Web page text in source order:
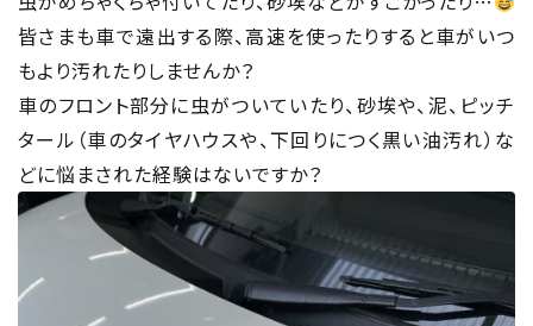
皆さまも車で遠出する際、高速を使ったりすると車がいつ
もより汚れたりしませんか？
車のフロント部分に虫がついていたり、砂埃や、泥、ピッチ
タール（車のタイヤハウスや、下回りにつく黒い油汚れ）な
どに悩まされた経験はないですか？